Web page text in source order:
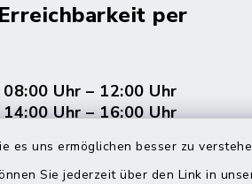
es uns ermöglichen besser zu
Sie jederzeit über den Link in
per
08:00 Uhr – 12:00 Uhr
14:00 Uhr – 16:00 Uhr
08:00 Uhr – 12:00 Uhr